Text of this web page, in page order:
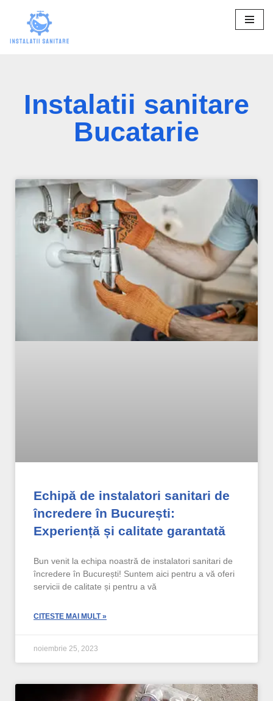
la
Instalatii sanitare
Bucatarie
Echipă de instalatori sanitari de
încredere în București:
Experiență și calitate garantată
Bun venit la echipa noastră de instalatori sanitari de
încredere în București! Suntem aici pentru a vă oferi
servicii de calitate și pentru a vă
CITESTE MAI MULT »
noiembrie 25, 2023